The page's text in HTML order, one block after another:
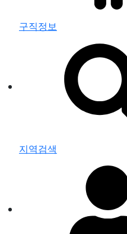
구직정보
지역검색